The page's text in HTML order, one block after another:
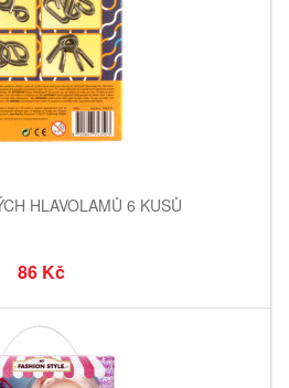
HLAVOLAMŮ 6 KUSŮ
86 Kč